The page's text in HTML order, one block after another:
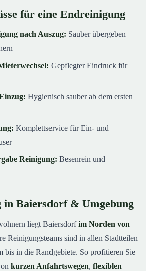
für eine Endreinigung
nach Auszug: Sauber übergeben
Gepflegter Eindruck für
Hygienisch sauber ab dem ersten
Komplettservice für Ein- und
Reinigung: Besenrein und
in Baiersdorf & Umgebung
liegt Baiersdorfim Norden von
Reinigungsteams sind in allen Stadtteilen
bis in die Randgebiete. So profitieren Sie
kurzen Anfahrtswegen, flexiblen